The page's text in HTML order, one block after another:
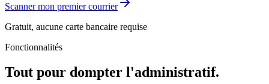
Scanner mon premier courrier
Gratuit, aucune carte bancaire requise
Fonctionnalités
Tout pour dompter l'administratif.